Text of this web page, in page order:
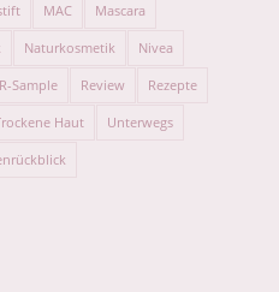
MAC Mascara
Naturkosmetik Nivea
Sample Review Rezepte
Haut Unterwegs